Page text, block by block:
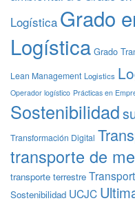
Logística Grado
Logística Grado
Lean Management Logistics
Operador logístico Prácticas en
Sostenibilidad
Transformación Digital
transporte de
transporte terrestre
Sostenibilidad UCJC